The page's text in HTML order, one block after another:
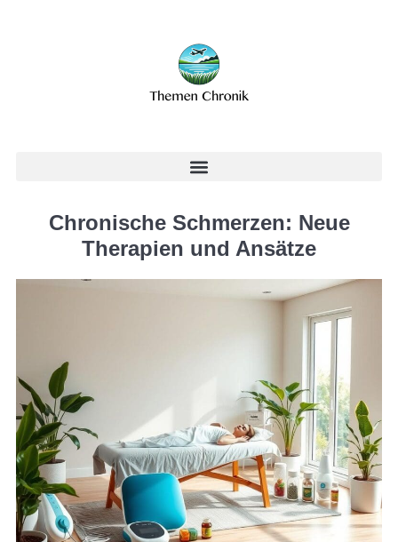
Chronische Schmerzen: Neue
Therapien und Ansätze